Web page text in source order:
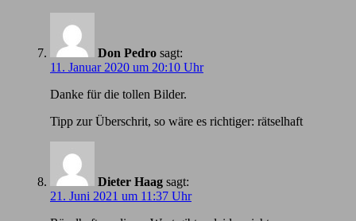
Don Pedro sagt:
11. Januar 2020 um 20:10 Uhr
Danke für die tollen Bilder.
Tipp zur Überschrit, so wäre es richtiger: rätselhaft
Dieter Haag sagt:
21. Juni 2021 um 11:37 Uhr